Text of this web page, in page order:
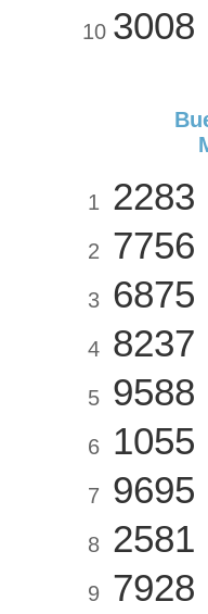
10 3008
1 2283
2 7756
3 6875
4 8237
5 9588
6 1055
7 9695
8 2581
9 7928